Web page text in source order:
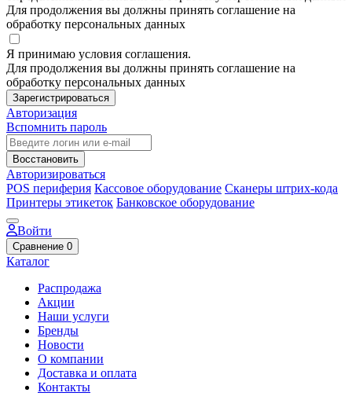
Для продолжения вы должны принять соглашение на
обработку персональных данных
Я принимаю условия соглашения.
Для продолжения вы должны принять соглашение на
обработку персональных данных
Зарегистрироваться
Авторизация
Вспомнить пароль
Восстановить
Авторизироваться
POS периферия Кассовое оборудование Сканеры штрих-кода
Принтеры этикеток Банковское оборудование
Войти
Сравнение 0
Каталог
Распродажа
Акции
Наши услуги
Бренды
Новости
О компании
Доставка и оплата
Контакты